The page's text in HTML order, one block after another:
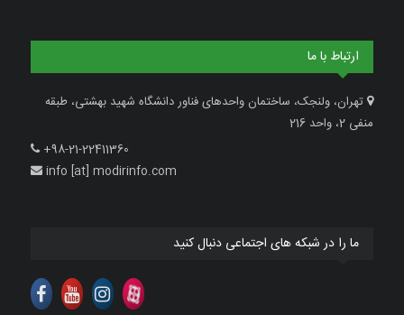
ارتباط با ما
تهران، ولنجک، ساختمان واحدهای فناور دانشگاه شهید بهشتی، طبقه
منفی 2، واحد 216
+98-21-22411360
info [at] modirinfo.com
ما را در شبکه های اجتماعی دنبال کنید